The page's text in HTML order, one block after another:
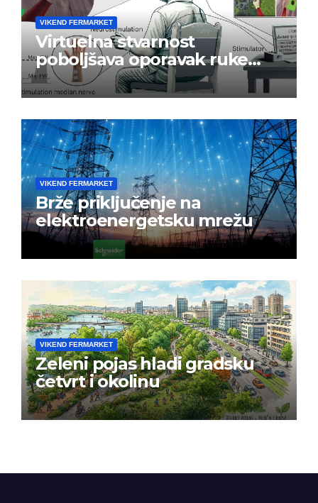
VIKEND FERMARKET
Virtuelna stvarnost
poboljšava oporavak ruke
nakon moždanog udara
VIKEND FERMARKET
Brže priključenje na
elektroenergetsku mrežu
VIKEND FERMARKET
Zeleni pojas hladi gradsku
četvrt i okolinu